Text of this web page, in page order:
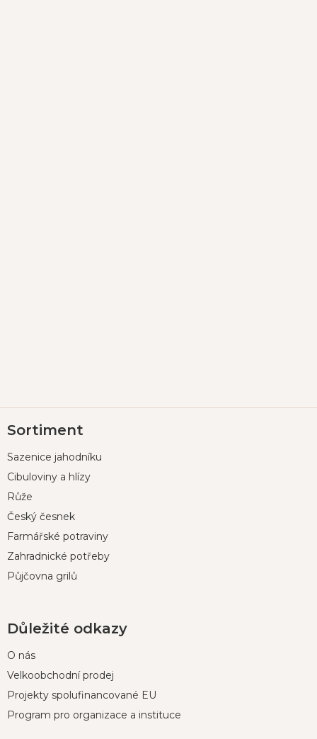
á
a
Sortiment
Sazenice jahodníku
Cibuloviny a hlízy
Růže
Český česnek
Farmářské potraviny
Zahradnické potřeby
Půjčovna grilů
Důležité odkazy
O nás
Velkoobchodní prodej
Projekty spolufinancované EU
Program pro organizace a instituce